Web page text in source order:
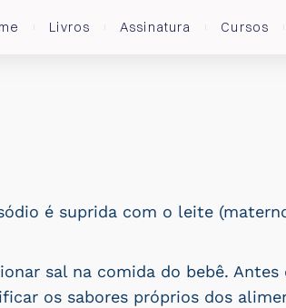
Livros Assinatura Cursos
é suprida com o leite
sal na comida do bebê.
os sabores próprios dos